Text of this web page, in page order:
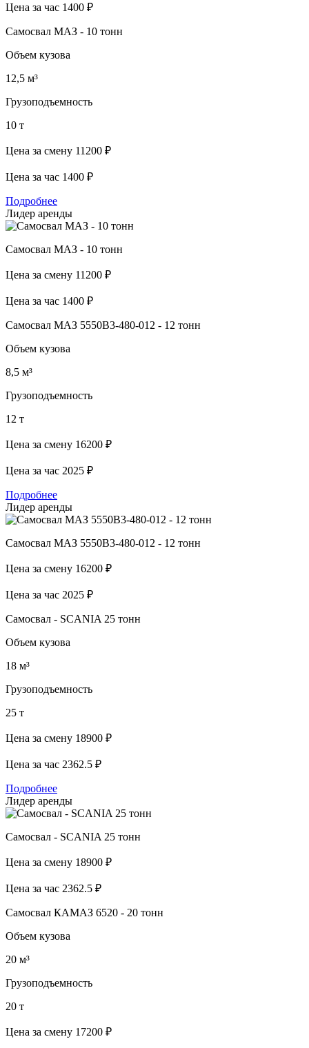
Цена за час 1400 ₽
Самосвал МАЗ - 10 тонн
Объем кузова
12,5 м³
Грузоподъемность
10 т
Цена за смену 11200 ₽
Цена за час 1400 ₽
Подробнее
Лидер аренды
Самосвал МАЗ - 10 тонн
Цена за смену 11200 ₽
Цена за час 1400 ₽
Самосвал МАЗ 5550В3-480-012 - 12 тонн
Объем кузова
8,5 м³
Грузоподъемность
12 т
Цена за смену 16200 ₽
Цена за час 2025 ₽
Подробнее
Лидер аренды
Самосвал МАЗ 5550В3-480-012 - 12 тонн
Цена за смену 16200 ₽
Цена за час 2025 ₽
Самосвал - SCANIA 25 тонн
Объем кузова
18 м³
Грузоподъемность
25 т
Цена за смену 18900 ₽
Цена за час 2362.5 ₽
Подробнее
Лидер аренды
Самосвал - SCANIA 25 тонн
Цена за смену 18900 ₽
Цена за час 2362.5 ₽
Самосвал КАМАЗ 6520 - 20 тонн
Объем кузова
20 м³
Грузоподъемность
20 т
Цена за смену 17200 ₽